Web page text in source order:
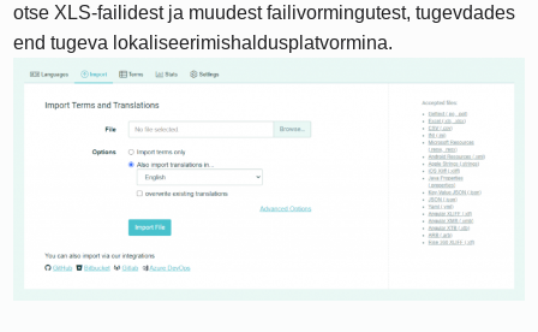
otse XLS-failidest ja muudest failivormingutest, tugevdades
end tugeva lokaliseerimishaldusplatvormina.